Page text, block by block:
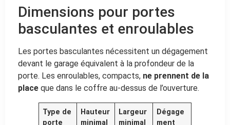
Dimensions pour portes
basculantes et enroulables
Les portes basculantes nécessitent un dégagement
devant le garage équivalent à la profondeur de la
porte. Les enroulables, compacts, ne prennent de la
place que dans le coffre au-dessus de l’ouverture.
Type de
porte
Hauteur
minimal
Largeur
minimal
Dégage
ment